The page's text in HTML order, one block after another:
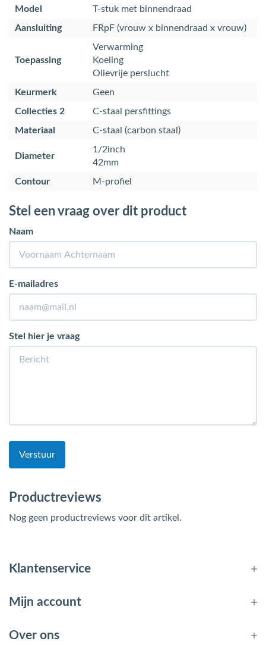
Model
T-stuk met binnendraad
Aansluiting
FRpF (vrouw x binnendraad x vrouw)
Toepassing
Verwarming
Koeling
Olievrije perslucht
Keurmerk
Geen
Collecties 2
C-staal persfittings
Materiaal
C-staal (carbon staal)
Diameter
1/2inch
42mm
Contour
M-profiel
Stel een vraag over dit product
Naam
E-mailadres
Stel hier je vraag
Verstuur
Productreviews
Nog geen productreviews voor dit artikel.
Klantenservice
Mijn account
Over ons